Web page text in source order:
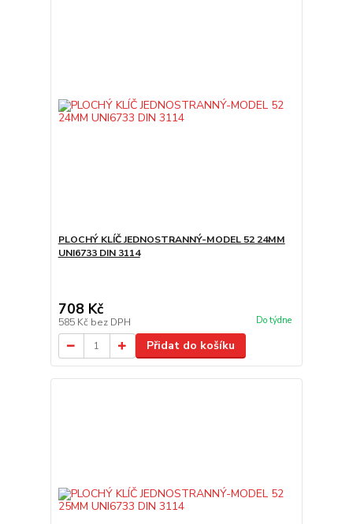
PLOCHÝ KLÍČ JEDNOSTRANNÝ-MODEL 52 24MM
UNI6733 DIN 3114
708 Kč
585 Kč bez DPH Do týdne
Přidat do košíku